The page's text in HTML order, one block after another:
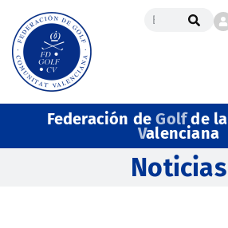
Federación deGolfde la
Valenciana
Noticias